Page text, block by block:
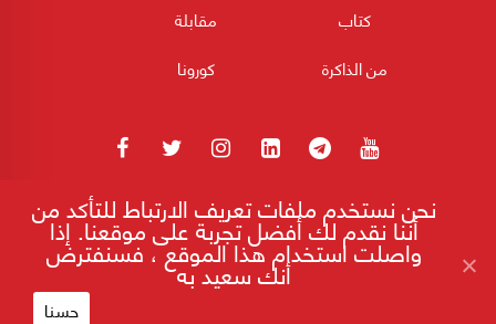
كتاب
مقابلة
من الذاكرة
كورونا
180POST جميع الحقوق محفوظة 2026
بدء العد العكسي لنظام دولي.. بقواعد جديدة
نحن نستخدم ملفات تعريف الارتباط للتأكد من
أننا نقدم لك أفضل تجربة على موقعنا. إذا
واصلت استخدام هذا الموقع ، فسنفترض
أنك سعيد به
حسنا